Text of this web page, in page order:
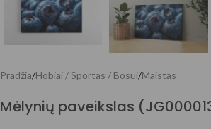
Pradžia/Hobiai / Sportas / Bosui/Maistas
Mėlynių paveikslas